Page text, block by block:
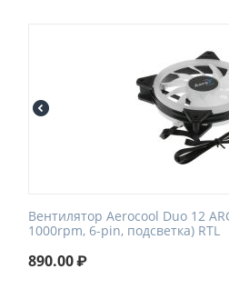
Вентилятор Aerocool Duo 12
1000rpm, 6-pin, подсветка) RTL
890.00₽